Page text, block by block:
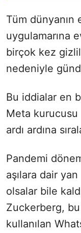
Tüm dünyanın
uygulamarına
birçok kez
nedeniyle
Bu iddialar en
Meta kurucusu
ardı ardına
Pandemi
aşılara dair
olsalar bile
Zuckerberg,
kullanılan